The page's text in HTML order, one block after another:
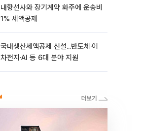
내항선사와 장기계약 화주에 운송비
1% 세액공제
국내생산세액공제 신설...반도체·이
차전지·AI 등 6대 분야 지원